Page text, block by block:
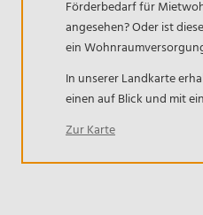
Förderbedarf für
angesehen? Oder ist
ein
In unserer Landkarte
einen auf Blick und mit
Zur Karte